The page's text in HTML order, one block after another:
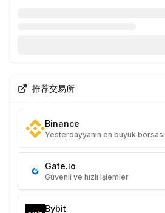
推荐交易所
Binance
Yesterdayyanın en büyük borsası
Gate.io
Güvenli ve hızlı işlemler
Bybit